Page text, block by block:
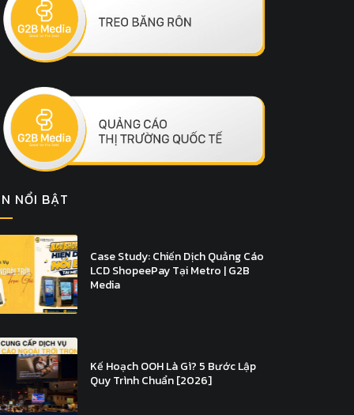
NỔI BẬT
Case Study: Chiến Dịch Quảng Cáo
LCD ShopeePay Tại Metro | G2B
Media
Kế Hoạch OOH Là Gì? 5 Bước Lập
Quy Trình Chuẩn [2026]